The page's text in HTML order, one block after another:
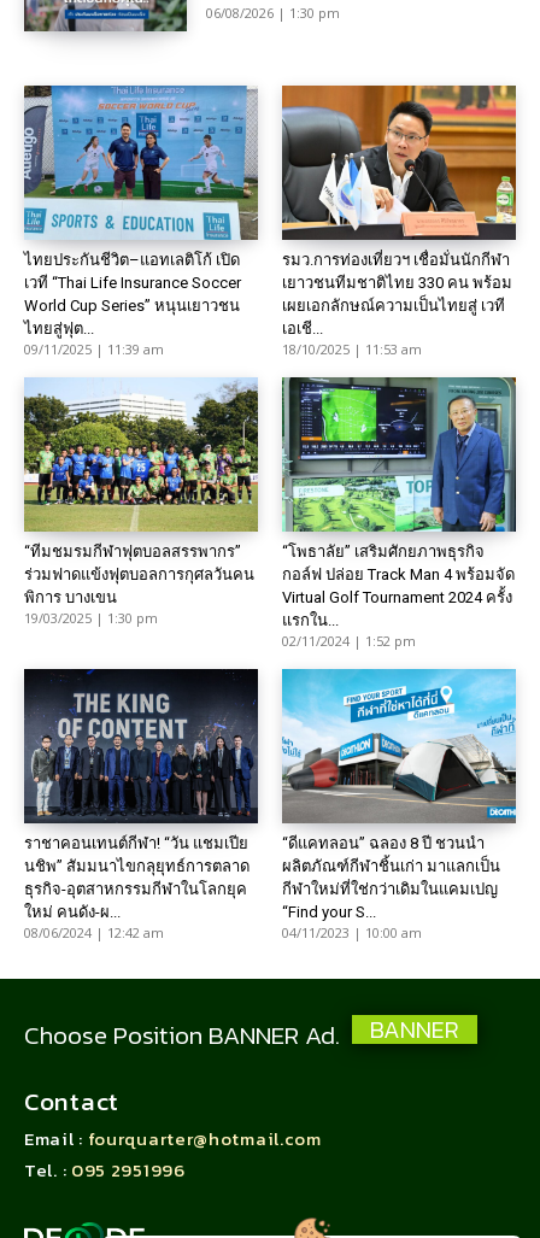
06/08/2026 | 1:30 pm
ไทยประกันชีวิต–แอทเลติโก้ เปิด
เวที “Thai Life Insurance Soccer
World Cup Series” หนุนเยาวชน
ไทยสู่ฟุต...
09/11/2025 | 11:39 am
รมว.การท่องเที่ยวฯ เชื่อมั่นนักกีฬา
เยาวชนทีมชาติไทย 330 คน พร้อม
เผยเอกลักษณ์ความเป็นไทยสู่ เวที
เอเชี...
18/10/2025 | 11:53 am
“ทีมชมรมกีฬาฟุตบอลสรรพากร”
ร่วมฟาดแข้งฟุตบอลการกุศลวันคน
พิการ บางเขน
19/03/2025 | 1:30 pm
“โพธาลัย” เสริมศักยภาพธุรกิจ
กอล์ฟ ปล่อย Track Man 4 พร้อมจัด
Virtual Golf Tournament 2024 ครั้ง
แรกใน...
02/11/2024 | 1:52 pm
ราชาคอนเทนต์กีฬา! “วัน แชมเปีย
นชิพ” สัมมนาไขกลุยุทธ์การตลาด
ธุรกิจ-อุตสาหกรรมกีฬาในโลกยุค
ใหม่ คนดัง-ผ...
08/06/2024 | 12:42 am
“ดีแคทลอน” ฉลอง 8 ปี ชวนนำ
ผลิตภัณฑ์กีฬาชิ้นเก่า มาแลกเป็น
กีฬาใหม่ที่ใช่กว่าเดิมในแคมเปญ
“Find your S...
04/11/2023 | 10:00 am
Choose Position BANNER Ad. BANNER
Contact
Email : fourquarter@hotmail.com
Tel. : 095 2951996